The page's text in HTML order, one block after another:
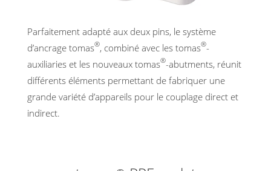
Parfaitement adapté aux deux pins, le système
d’ancrage tomas®, combiné avec les tomas®-
auxiliaries et les nouveaux tomas®-abutments, réunit
différents éléments permettant de fabriquer une
grande variété d’appareils pour le couplage direct et
indirect.